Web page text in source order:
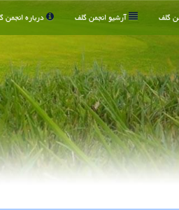
گلف آرشیو انجمن گلف درباره انجمن